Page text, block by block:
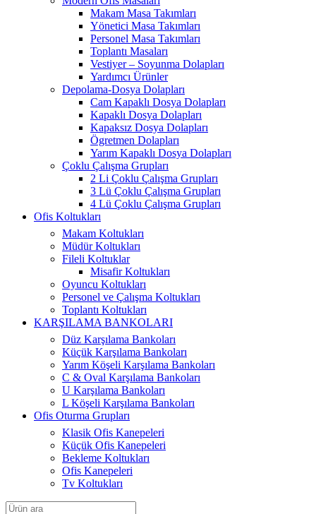
Makam Masa Takımları
Yönetici Masa Takımları
Personel Masa Takımları
Toplantı Masaları
Vestiyer – Soyunma Dolapları
Yardımcı Ürünler
Depolama-Dosya Dolapları
Cam Kapaklı Dosya Dolapları
Kapaklı Dosya Dolapları
Kapaksız Dosya Dolapları
Ögretmen Dolapları
Yarım Kapaklı Dosya Dolapları
Çoklu Çalışma Grupları
2 Li Çoklu Çalışma Grupları
3 Lü Çoklu Çalışma Grupları
4 Lü Çoklu Çalışma Grupları
Ofis Koltukları
Makam Koltukları
Müdür Koltukları
Fileli Koltuklar
Misafir Koltukları
Oyuncu Koltukları
Personel ve Çalışma Koltukları
Toplantı Koltukları
KARŞILAMA BANKOLARI
Düz Karşılama Bankoları
Küçük Karşılama Bankoları
Yarım Köşeli Karşılama Bankoları
C & Oval Karşılama Bankoları
U Karşılama Bankoları
L Köşeli Karşılama Bankoları
Ofis Oturma Grupları
Klasik Ofis Kanepeleri
Küçük Ofis Kanepeleri
Bekleme Koltukları
Ofis Kanepeleri
Tv Koltukları